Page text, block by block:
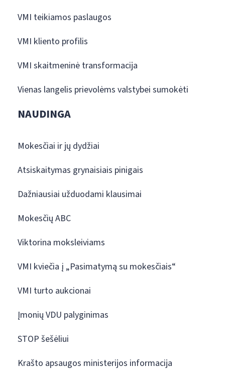
VMI teikiamos paslaugos
VMI kliento profilis
VMI skaitmeninė transformacija
Vienas langelis prievolėms valstybei sumokėti
NAUDINGA
Mokesčiai ir jų dydžiai
Atsiskaitymas grynaisiais pinigais
Dažniausiai užduodami klausimai
Mokesčių ABC
Viktorina moksleiviams
VMI kviečia į „Pasimatymą su mokesčiais“
VMI turto aukcionai
Įmonių VDU palyginimas
STOP šešėliui
Krašto apsaugos ministerijos informacija